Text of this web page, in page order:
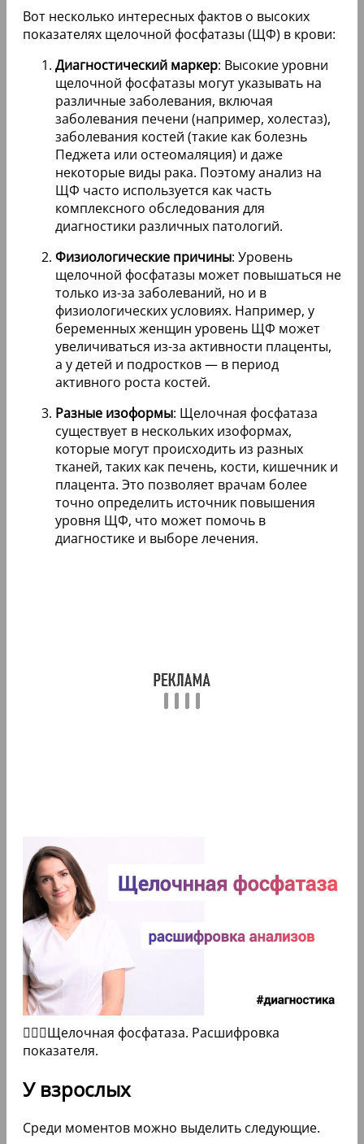
Вот несколько интересных фактов о высоких
показателях щелочной фосфатазы (ЩФ) в крови:
Диагностический маркер: Высокие уровни
щелочной фосфатазы могут указывать на
различные заболевания, включая
заболевания печени (например, холестаз),
заболевания костей (такие как болезнь
Педжета или остеомаляция) и даже
некоторые виды рака. Поэтому анализ на
ЩФ часто используется как часть
комплексного обследования для
диагностики различных патологий.
Физиологические причины: Уровень
щелочной фосфатазы может повышаться не
только из-за заболеваний, но и в
физиологических условиях. Например, у
беременных женщин уровень ЩФ может
увеличиваться из-за активности плаценты,
а у детей и подростков — в период
активного роста костей.
Разные изоформы: Щелочная фосфатаза
существует в нескольких изоформах,
которые могут происходить из разных
тканей, таких как печень, кости, кишечник и
плацента. Это позволяет врачам более
точно определить источник повышения
уровня ЩФ, что может помочь в
диагностике и выборе лечения.
👩🏻‍⚕Щелочная фосфатаза. Расшифровка
показателя.
У взрослых
Среди моментов можно выделить следующие.